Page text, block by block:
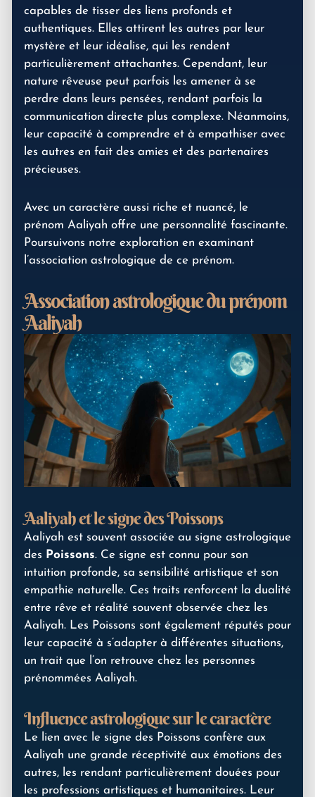
capables de tisser des liens profonds et
authentiques. Elles attirent les autres par leur
mystère et leur idéalise, qui les rendent
particulièrement attachantes. Cependant, leur
nature rêveuse peut parfois les amener à se
perdre dans leurs pensées, rendant parfois la
communication directe plus complexe. Néanmoins,
leur capacité à comprendre et à empathiser avec
les autres en fait des amies et des partenaires
précieuses.
Avec un caractère aussi riche et nuancé, le
prénom Aaliyah offre une personnalité fascinante.
Poursuivons notre exploration en examinant
l’association astrologique de ce prénom.
Association astrologique du prénom
Aaliyah
Aaliyah et le signe des Poissons
Aaliyah est souvent associée au signe astrologique
des Poissons. Ce signe est connu pour son
intuition profonde, sa sensibilité artistique et son
empathie naturelle. Ces traits renforcent la dualité
entre rêve et réalité souvent observée chez les
Aaliyah. Les Poissons sont également réputés pour
leur capacité à s’adapter à différentes situations,
un trait que l’on retrouve chez les personnes
prénommées Aaliyah.
Influence astrologique sur le caractère
Le lien avec le signe des Poissons confère aux
Aaliyah une grande réceptivité aux émotions des
autres, les rendant particulièrement douées pour
les professions artistiques et humanitaires. Leur